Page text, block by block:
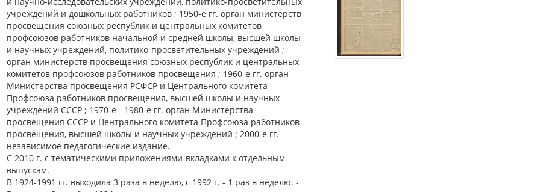
учреждений и дошкольных работников ; 1950-е гг. орган министерств
просвещения союзных республик и центральных комитетов
профсоюзов работников начальной и средней школы, высшей школы
и научных учреждений, политико-просветительных учреждений ;
орган министерств просвещения союзных республик и центральных
комитетов профсоюзов работников просвещения ; 1960-е гг. орган
Министерства просвещения РСФСР и Центрального комитета
Профсоюза работников просвещения, высшей школы и научных
учреждений СССР ; 1970-е - 1980-е гг. орган Министерства
просвещения СССР и Центрального комитета Профсоюза работников
просвещения, высшей школы и научных учреждений ; 2000-е гг.
независимое педагогические издание.
С 2010 г. с тематическими приложениями-вкладками к отдельным
выпускам.
В 1924-1991 гг. выходила 3 раза в неделю, с 1992 г. - 1 раз в неделю. -